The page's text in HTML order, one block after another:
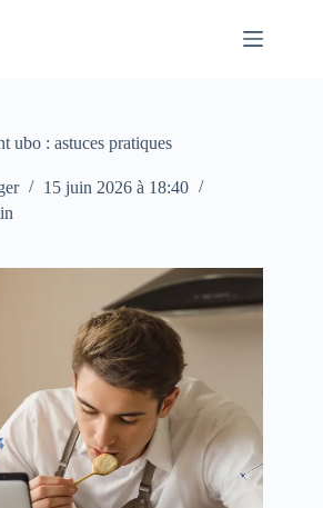
ubo : astuces pratiques
15 juin 2026 à 18:40